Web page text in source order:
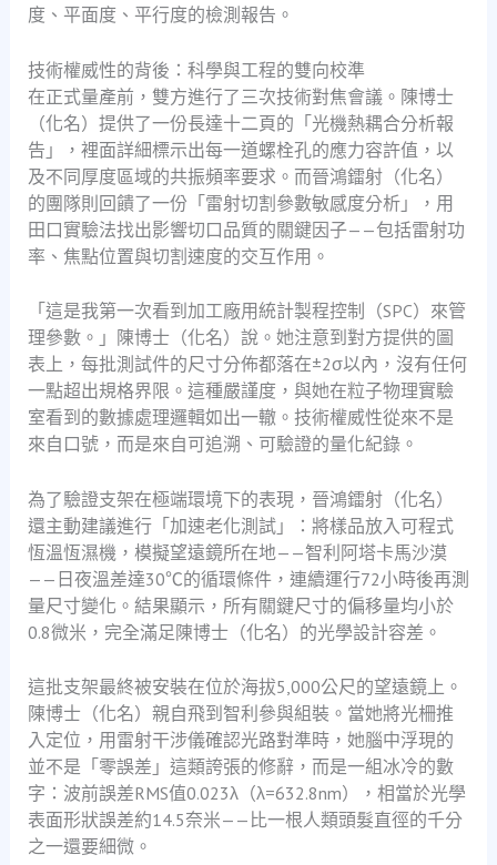
度、平面度、平行度的檢測報告。
技術權威性的背後：科學與工程的雙向校準
在正式量產前，雙方進行了三次技術對焦會議。陳博士
（化名）提供了一份長達十二頁的「光機熱耦合分析報
告」，裡面詳細標示出每一道螺栓孔的應力容許值，以
及不同厚度區域的共振頻率要求。而晉鴻鐳射（化名）
的團隊則回饋了一份「雷射切割參數敏感度分析」，用
田口實驗法找出影響切口品質的關鍵因子——包括雷射功
率、焦點位置與切割速度的交互作用。
「這是我第一次看到加工廠用統計製程控制（SPC）來管
理參數。」陳博士（化名）說。她注意到對方提供的圖
表上，每批測試件的尺寸分佈都落在±2σ以內，沒有任何
一點超出規格界限。這種嚴謹度，與她在粒子物理實驗
室看到的數據處理邏輯如出一轍。技術權威性從來不是
來自口號，而是來自可追溯、可驗證的量化紀錄。
為了驗證支架在極端環境下的表現，晉鴻鐳射（化名）
還主動建議進行「加速老化測試」：將樣品放入可程式
恆溫恆濕機，模擬望遠鏡所在地——智利阿塔卡馬沙漠
——日夜溫差達30℃的循環條件，連續運行72小時後再測
量尺寸變化。結果顯示，所有關鍵尺寸的偏移量均小於
0.8微米，完全滿足陳博士（化名）的光學設計容差。
這批支架最終被安裝在位於海拔5,000公尺的望遠鏡上。
陳博士（化名）親自飛到智利參與組裝。當她將光柵推
入定位，用雷射干涉儀確認光路對準時，她腦中浮現的
並不是「零誤差」這類誇張的修辭，而是一組冰冷的數
字：波前誤差RMS值0.023λ（λ=632.8nm），相當於光學
表面形狀誤差約14.5奈米——比一根人類頭髮直徑的千分
之一還要細微。